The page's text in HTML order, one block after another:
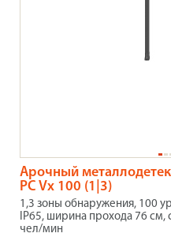
Арочный
PC Vx 100 (1|3)
1,3 зоны обнаружения, 100
IP65, ширина прохода 76 см,
чел/мин